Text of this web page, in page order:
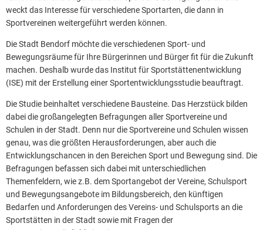
weckt das Interesse für verschiedene Sportarten, die dann in
Sportvereinen weitergeführt werden können.
Die Stadt Bendorf möchte die verschiedenen Sport- und
Bewegungsräume für Ihre Bürgerinnen und Bürger fit für die Zukunft
machen. Deshalb wurde das Institut für Sportstättenentwicklung
(ISE) mit der Erstellung einer Sportentwicklungsstudie beauftragt.
Die Studie beinhaltet verschiedene Bausteine. Das Herzstück bilden
dabei die großangelegten Befragungen aller Sportvereine und
Schulen in der Stadt. Denn nur die Sportvereine und Schulen wissen
genau, was die größten Herausforderungen, aber auch die
Entwicklungschancen in den Bereichen Sport und Bewegung sind. Die
Befragungen befassen sich dabei mit unterschiedlichen
Themenfeldern, wie z.B. dem Sportangebot der Vereine, Schulsport
und Bewegungsangebote im Bildungsbereich, den künftigen
Bedarfen und Anforderungen des Vereins- und Schulsports an die
Sportstätten in der Stadt sowie mit Fragen der